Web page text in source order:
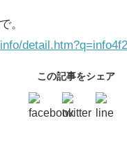
。
この記事をシェア